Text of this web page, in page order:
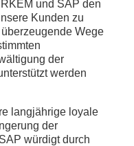
und SAP den
Kunden zu
Wege
der
werden
langjährige loyale
der
würdigt durch